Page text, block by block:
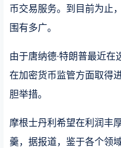
币交易服务。到目前为止
围有多广。
由于唐纳德·特朗普最近
在加密货币监管方面取得
胆举措。
摩根士丹利希望在利润丰
羹，据报道，鉴于各个领